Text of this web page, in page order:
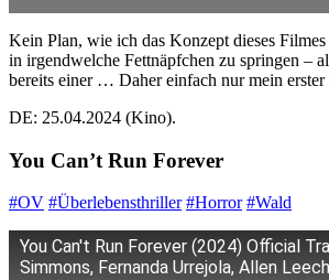
Kein Plan, wie ich das Konzept dieses
in irgendwelche Fettnäpfchen zu springen –
bereits einer … Daher einfach nur mein
DE: 25.04.2024 (Kino).
You Can’t Run Forever
#OV #Überlebensthriller #Horror #Wald
You Can't Run Forever (2024) Official
Simmons, Fernanda Urrejola, Allen Leech